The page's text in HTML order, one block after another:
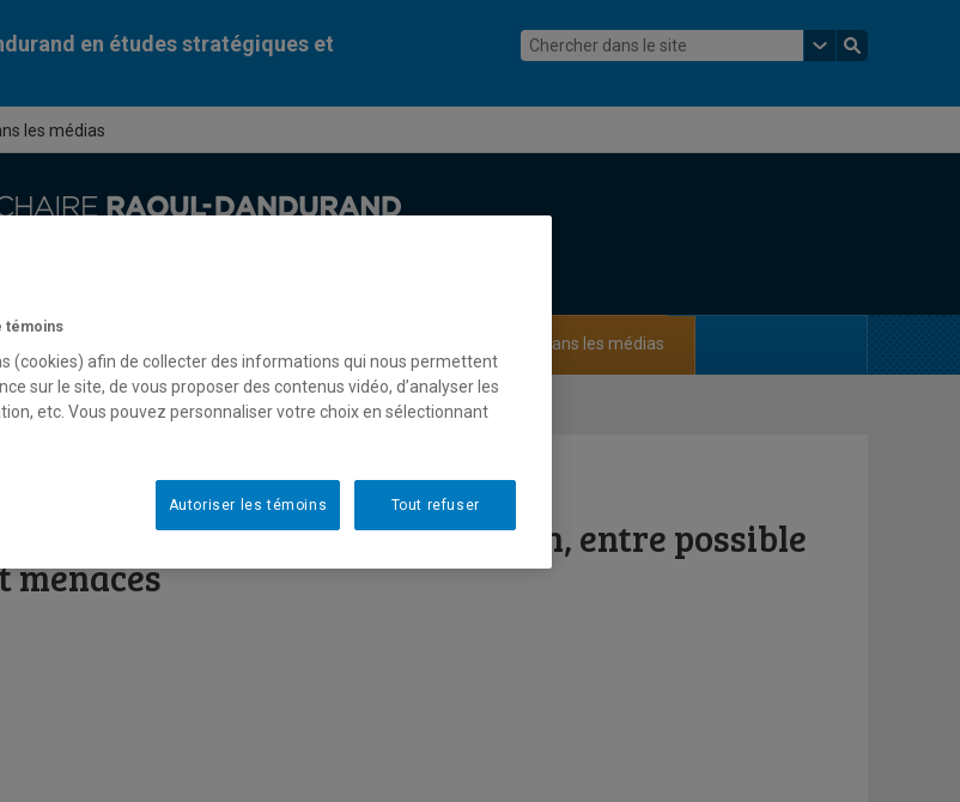
en études stratégiques et
les médias
Dans les médias
d’avis de Trump sur l’Iran, entre possible
menaces
témoins
(cookies) afin de collecter des informations qui nous permettent
sur le site, de vous proposer des contenus vidéo, d’analyser les
etc. Vous pouvez personnaliser votre choix en sélectionnant
Tout refuser
Autoriser les témoins